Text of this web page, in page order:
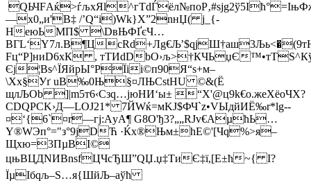
—х0„и'B‡ /’Q“і)Wk}Х”2nнЏ( j_{­
НeюЬМП$ \DвЊФҐєЧ…
BГL‘Y7л.B¶Ц
Fц“P]ниD6хК , тTИdDbО›љ>†КЧЬџЄ
Єj¦Вѕ^ЇЯйpЫ°РЇii©п90Я“ѕ+м–
\Хх§Уґ uB‰0Њ§¤ЛЊCѕtНU ©&(Ё
щлЉОb ­]|m5т6‹С­зq…jюHИ‘ы± “Х'@ц9k€o.ж­еXёоЧX?
CDQPCK›Д—LОJ21* 7ЙWќ=мKЈ$ФЧ`z•VЫдйИЁ‰r*lg-­
¤‘{6`¤r—гј:АyA¶ G8О'ђ3?„„RЈv€AµћЬ…
Y®WЭп°="з°9jDЋ ·Ќx®Њм±hE©'[Чq%>я–
Щxю=3ПµВІ©
цњBЦДNИВnѕfЦЧсЂШ”QЏ.џ‡TиЄ‡ї,[E±ћ~{ І?
ЇµIбqљ–Ѕ…я{ШйЉ–aўћ